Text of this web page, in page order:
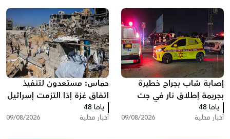
إصابة شاب بجراح خطيرة
بجريمة إطلاق نار في جت
يافا 48
أخبار محلية 09/08/2026
حماس: مستعدون لتنفيذ
اتفاق غزة إذا التزمت إسرائيل
يافا 48
أخبار محلية 09/08/2026